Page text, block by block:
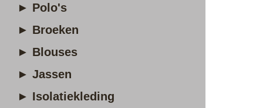
► Polo's
► Broeken
► Blouses
► Jassen
► Isolatiekleding